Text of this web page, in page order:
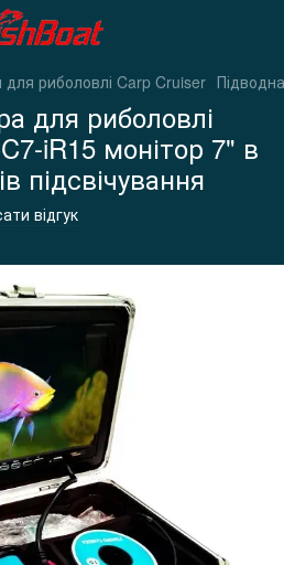
для риболовлі Carp Cruiser
для риболовлі
iR15 монітор 7" в
підсвічування
відгук